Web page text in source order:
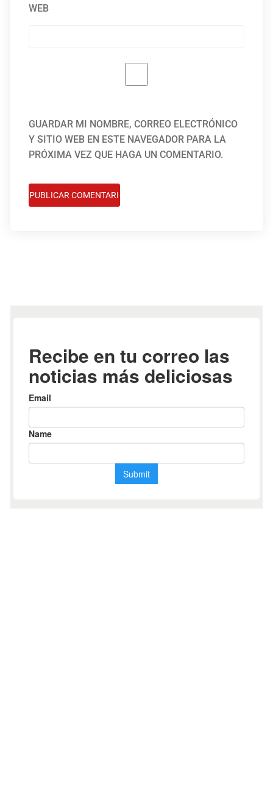
WEB
GUARDAR MI NOMBRE, CORREO ELECTRÓNICO
Y SITIO WEB EN ESTE NAVEGADOR PARA LA
PRÓXIMA VEZ QUE HAGA UN COMENTARIO.